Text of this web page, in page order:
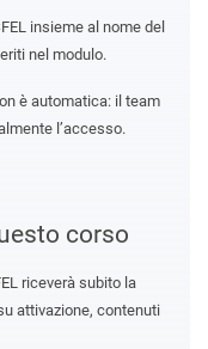
corso
riceverà subito la
attivazione, contenuti
insieme al nome del
nel modulo.
è automatica: il team
l’accesso.